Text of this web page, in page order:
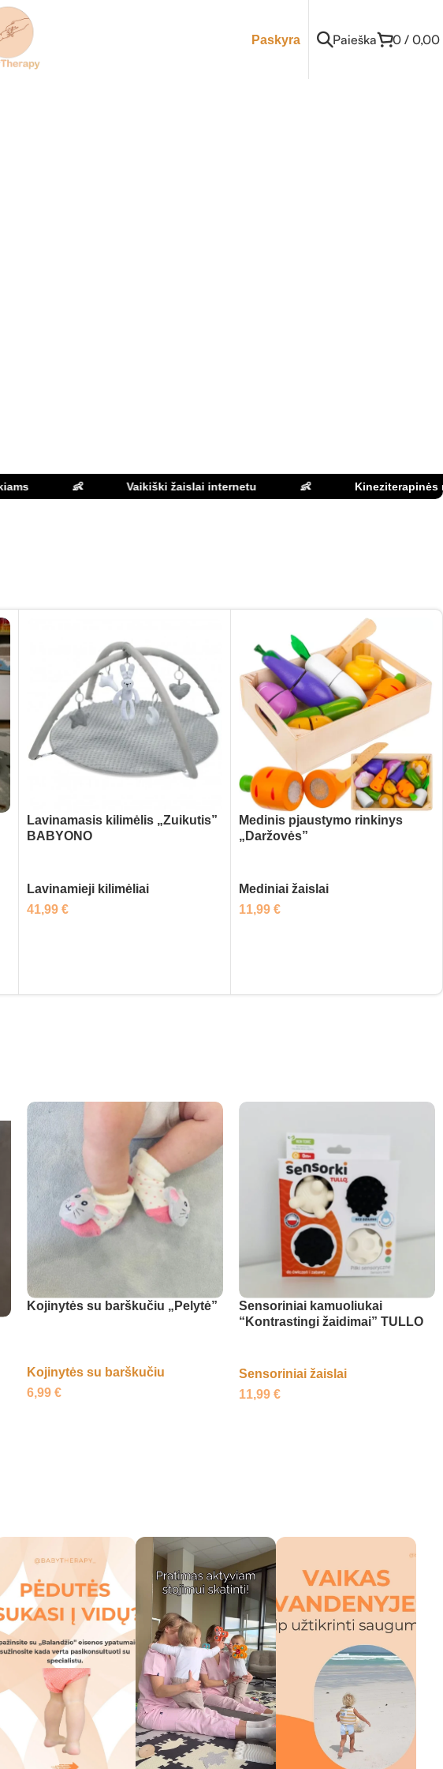
Paskyra Paieška 0 / 0,00
Vaikiški žaislai internetu Kineziterapinės
Lavinamasis kilimėlis „Zuikutis”
BABYONO
Lavinamieji kilimėliai
41,99€
Medinis pjaustymo rinkinys
„Daržovės”
Mediniai žaislai
11,99 €
Kojinytės su barškučiu „Pelytė”
Kojinytės su barškučiu
6,99€
Sensoriniai kamuoliukai
“Kontrastingi žaidimai” TULLO
Sensoriniai žaislai
11,99€